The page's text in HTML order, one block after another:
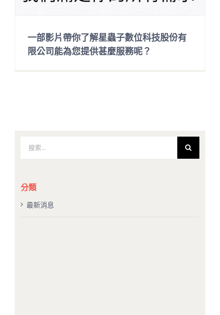
一部影片帶你了解星蟲子數位科技股份有
限公司能為您提供甚麼服務呢？
果：
分類
最新消息